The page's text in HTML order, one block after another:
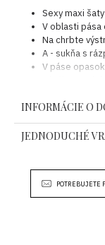
Sexy maxi
V oblasti pása
Na chrbte
A - sukňa s
V páse
Ideálny
Šaty sú
VEĽKOSŤ
Krajina pôvodu:
INFORMÁCIE O
JEDNODUCHÉ
POTREBUJETE